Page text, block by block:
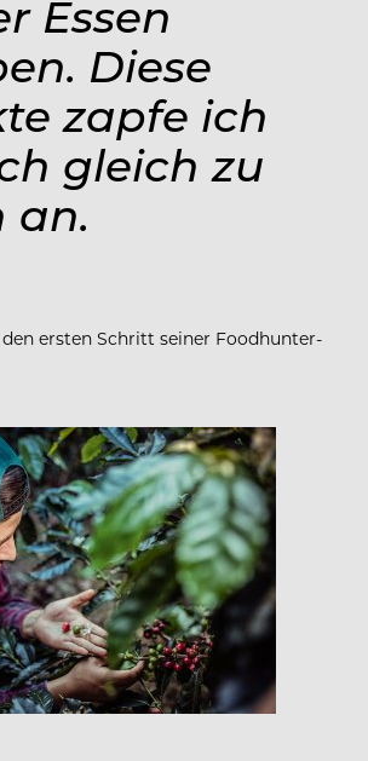
Essen
Diese
zapfe ich
gleich zu
an.
ersten Schritt seiner Foodhunter-